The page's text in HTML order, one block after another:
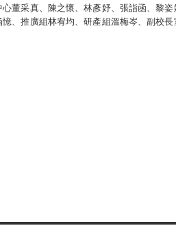
董采真、陳之懷、林彥妤、張詣函、黎
、推廣組林宥均、研產組溫梅岑、副校